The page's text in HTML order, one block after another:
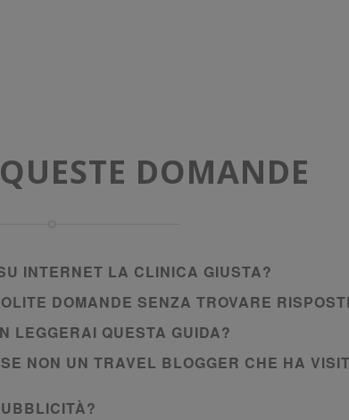
DOMANDE
INTERNET LA CLINICA GIUSTA?
DOMANDE SENZA TROVARE
LEGGERAI QUESTA GUIDA?
NON UN TRAVEL BLOGGER CHE HA